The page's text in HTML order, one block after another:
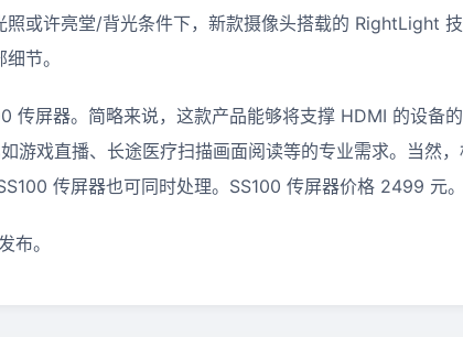
或许亮堂/背光条件下，新款摄像头搭载的 RightLight 技
节。
传屏器。简略来说，这款产品能够将支撑 HDMI 的设备的
游戏直播、长途医疗扫描画面阅读等的专业需求。当然，
传屏器也可同时处理。SS100 传屏器价格 2499 元。
布。